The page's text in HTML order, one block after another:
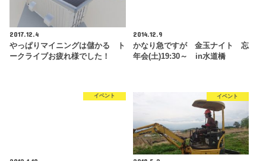
2017.12.4
やっぱりマイニングは儲かる ト
ークライブお疲れ様でした！
2014.12.9
かなり急ですが 金玉ナイト 忘
年会(土)19:30～ in水道橋
イベント イベント